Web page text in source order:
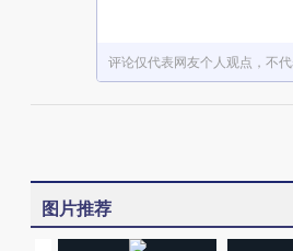
评论仅代表网友个人观点，不
图片推荐